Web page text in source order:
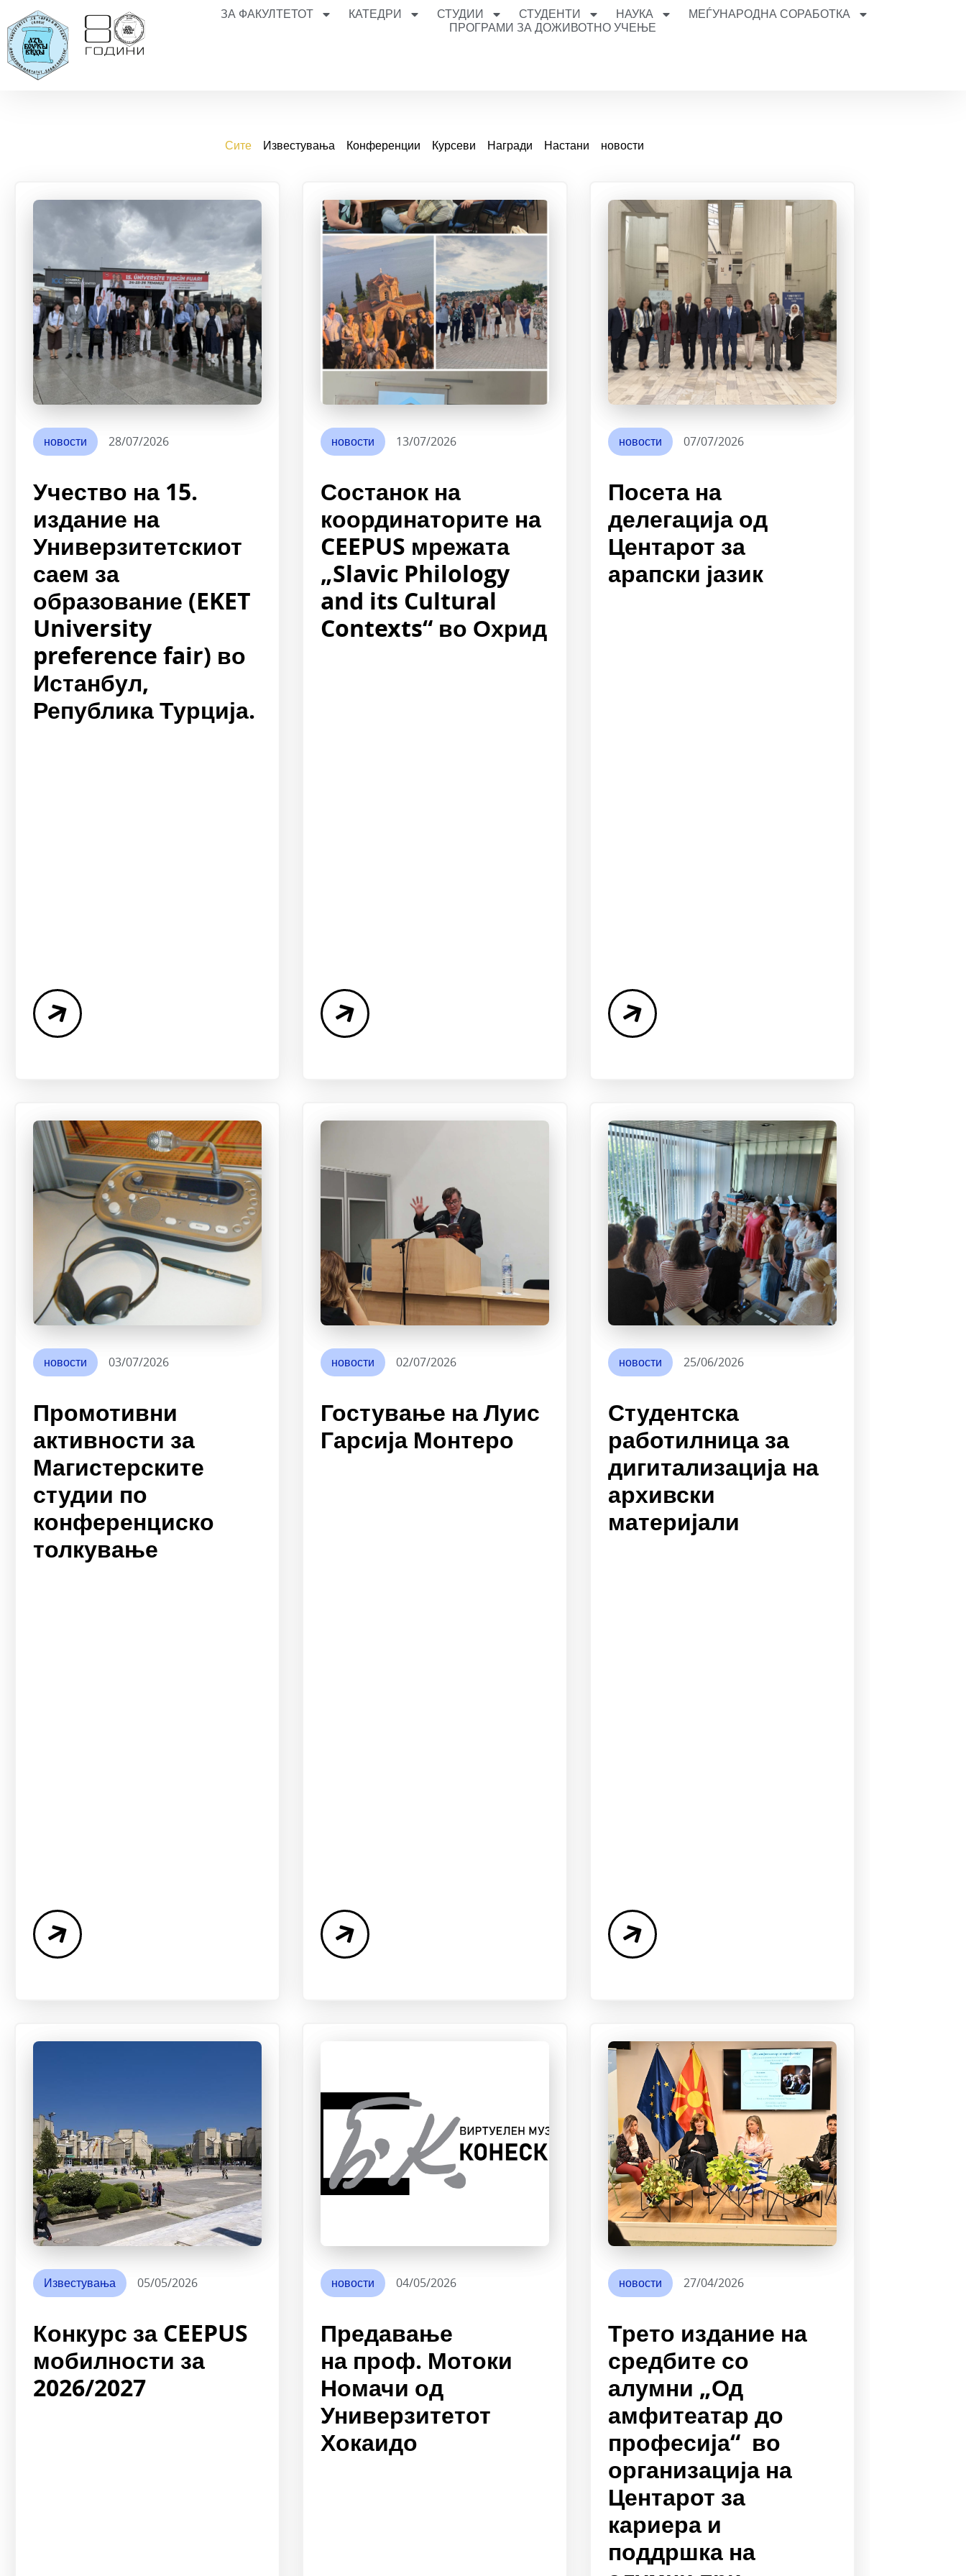
ЗА ФАКУЛТЕТОТ КАТЕДРИ СТУДИИ СТУДЕНТИ НАУКА
МЕЃУНАРОДНА СОРАБОТКА
ПРОГРАМИ ЗА ДОЖИВОТНО УЧЕЊЕ
Известувања Конференции Курсеви Награди Настани новости
Сите
новости 28/07/2026
Учество на 15.
издание на
Универзитетскиот
саем за
образование (EKET
University
preference fair) во
Истанбул,
Република Турција.
новости 13/07/2026
Состанок на
координаторите на
CEEPUS мрежата
„Slavic Philology
and its Cultural
Contexts“ во Охрид
новости 07/07/2026
Посета на
делегација од
Центарот за
арапски јазик
новости 03/07/2026
Промотивни
активности за
Магистерските
студии по
конференциско
толкување
новости 02/07/2026
Гостување на Луис
Гарсија Монтеро
новости 25/06/2026
Студентска
работилница за
дигитализација на
архивски
материјали
Известувања 05/05/2026
Конкурс за CEEPUS
мобилности за
2026/2027
новости 04/05/2026
Предавање
на проф. Мотоки
Номачи од
Универзитетот
Хокаидо
новости 27/04/2026
Трето издание на
средбите со
алумни „Од
амфитеатар до
професија“ во
организација на
Центарот за
кариера и
поддршка на